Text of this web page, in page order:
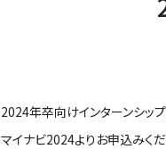
2024年卒向けインターンシップ
マイナビ2024よりお申込みくだ